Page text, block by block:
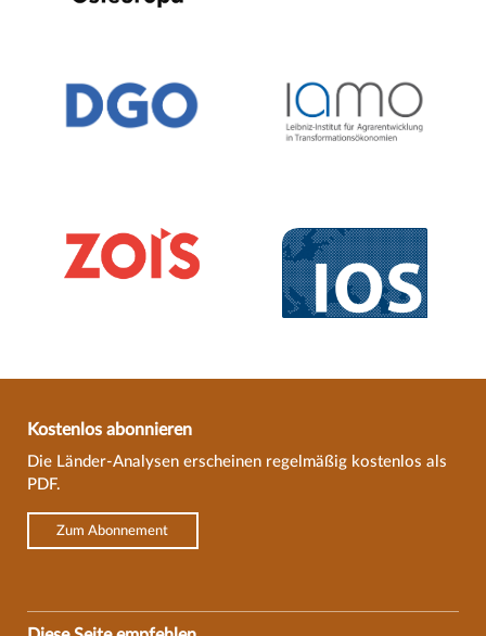
Kostenlos abonnieren
Die Länder-Analysen erscheinen regelmäßig kostenlos als
PDF.
Zum Abonnement